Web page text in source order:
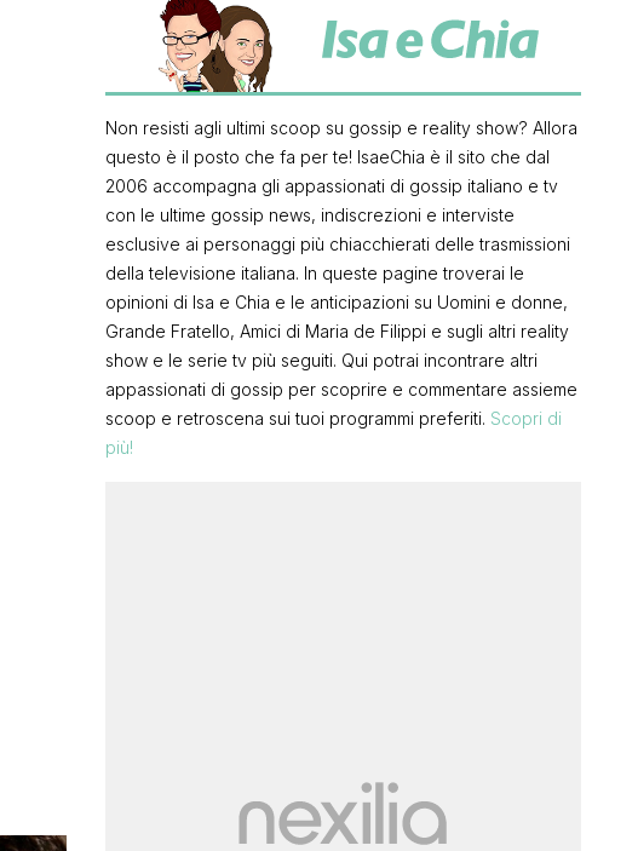
Non resisti agli ultimi scoop su gossip e reality show? Allora
questo è il posto che fa per te! IsaeChia è il sito che dal
2006 accompagna gli appassionati di gossip italiano e tv
con le ultime gossip news, indiscrezioni e interviste
esclusive ai personaggi più chiacchierati delle trasmissioni
della televisione italiana. In queste pagine troverai le
opinioni di Isa e Chia e le anticipazioni su Uomini e donne,
Grande Fratello, Amici di Maria de Filippi e sugli altri reality
show e le serie tv più seguiti. Qui potrai incontrare altri
appassionati di gossip per scoprire e commentare assieme
scoop e retroscena sui tuoi programmi preferiti. Scopri di
più!